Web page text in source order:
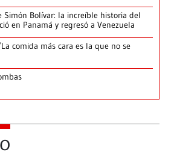
Simón Bolívar: la increíble historia del
en Panamá y regresó a Venezuela
comida más cara es la que no se